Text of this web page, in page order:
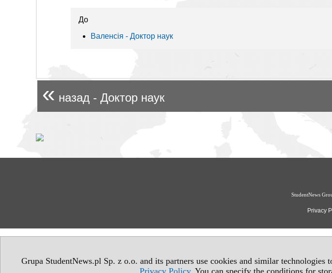
Grupa StudentNews.pl Sp. z o.o. and its partners use cookies and similar
Privacy Policy. You can specify the conditions for
До
Валенсія - Доктор наук
« назад - Доктор наук
StudentNews
Privacy